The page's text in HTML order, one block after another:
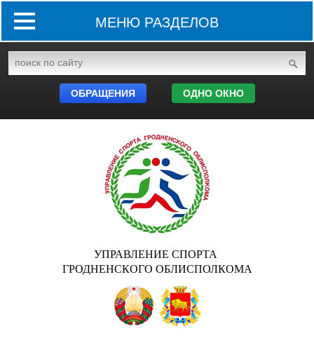
МЕНЮ РАЗДЕЛОВ
ОБРАЩЕНИЯ ОДНО ОКНО
УПРАВЛЕНИЕ СПОРТА
ГРОДНЕНСКОГО ОБЛИСПОЛКОМА